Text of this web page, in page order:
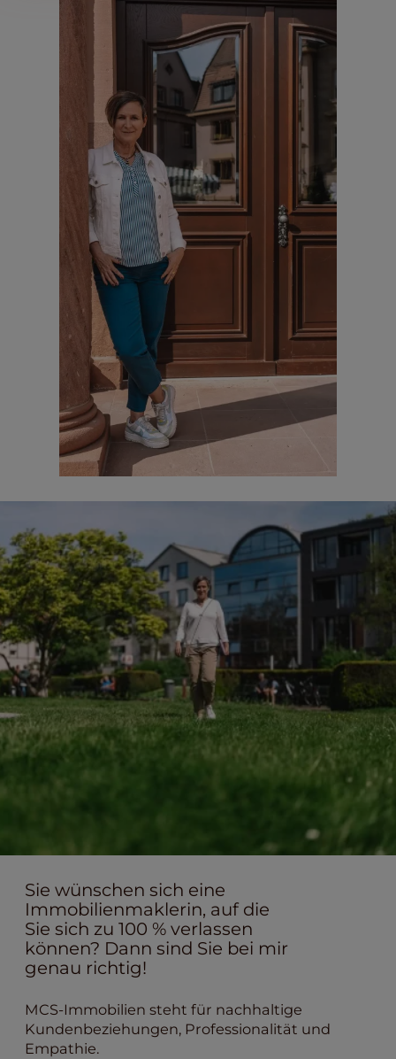
Sie wünschen sich eine
Immobilienmaklerin, auf die
Sie sich zu 100 % verlassen
können? Dann sind Sie bei mir
genau richtig!
MCS-Immobilien steht für nachhaltige
Kundenbeziehungen, Professionalität und
Empathie.